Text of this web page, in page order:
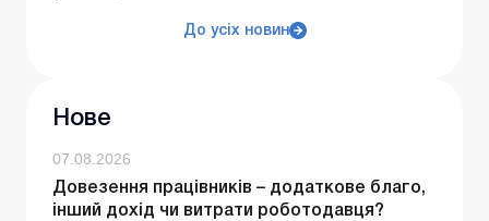
До усіх новин
Нове
07.08.2026
Довезення працівників – додаткове благо,
інший дохід чи витрати роботодавця?